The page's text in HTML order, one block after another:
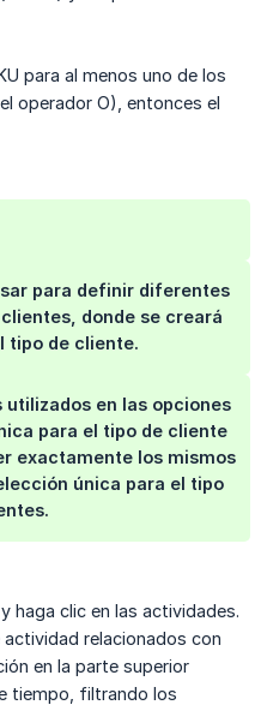
para al menos uno de los
operador O), entonces el
para definir diferentes
donde se creará
tipo de cliente.
utilizados en las opciones
para el tipo de cliente
exactamente los mismos
única para el tipo
haga clic en las actividades.
relacionados con
en la parte superior
tiempo, filtrando los